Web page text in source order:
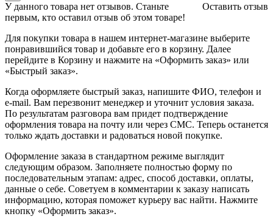
Оставить отзыв
У данного товара нет отзывов. Станьте
первым, кто оставил отзыв об этом товаре!
Для покупки товара в нашем интернет-магазине выберите
понравившийся товар и добавьте его в корзину. Далее
перейдите в Корзину и нажмите на «Оформить заказ» или
«Быстрый заказ».
Когда оформляете быстрый заказ, напишите ФИО, телефон и
e-mail. Вам перезвонит менеджер и уточнит условия заказа.
По результатам разговора вам придет подтверждение
оформления товара на почту или через СМС. Теперь останется
только ждать доставки и радоваться новой покупке.
Оформление заказа в стандартном режиме выглядит
следующим образом. Заполняете полностью форму по
последовательным этапам: адрес, способ доставки, оплаты,
данные о себе. Советуем в комментарии к заказу написать
информацию, которая поможет курьеру вас найти. Нажмите
кнопку «Оформить заказ».